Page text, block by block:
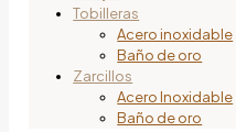
Tobilleras
Acero inoxidable
Baño de oro
Zarcillos
Acero Inoxidable
Baño de oro